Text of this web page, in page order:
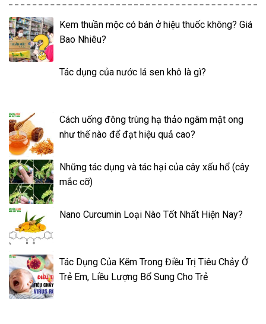
Kem thuần mộc có bán ở hiệu thuốc không? Giá
Bao Nhiêu?
Tác dụng của nước lá sen khô là gì?
Cách uống đông trùng hạ thảo ngâm mật ong
như thế nào để đạt hiệu quả cao?
Những tác dụng và tác hại của cây xấu hổ (cây
mắc cỡ)
Nano Curcumin Loại Nào Tốt Nhất Hiện Nay?
Tác Dụng Của Kẽm Trong Điều Trị Tiêu Chảy Ở
Trẻ Em, Liều Lượng Bổ Sung Cho Trẻ